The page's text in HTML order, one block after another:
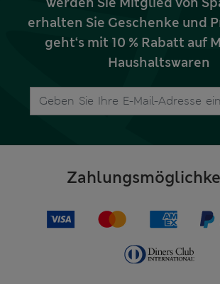
erhalten Sie Geschenke und
geht‘s mit 10 % Rabatt auf
Haushaltswaren